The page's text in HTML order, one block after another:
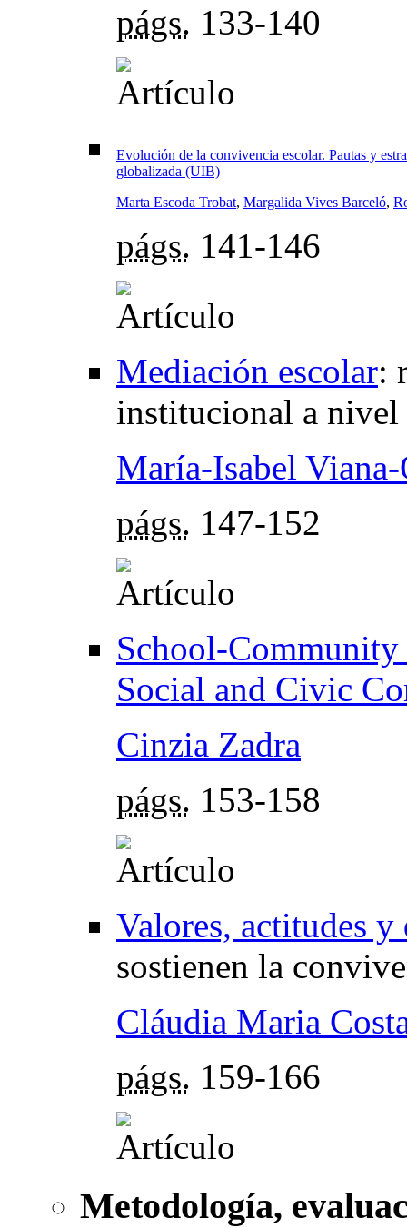
págs. 133-140
Evolución de la convivencia escolar. Pautas y
globalizada (UIB)
Marta Escoda Trobat, Margalida Vives Barceló,
págs. 141-146
Mediación escolar:
institucional a nivel
María-Isabel
págs. 147-152
School-
Social and Civic
Cinzia Zadra
págs. 153-158
Valores, actitudes
sostienen la
Cláudia Maria
págs. 159-166
Metodología,